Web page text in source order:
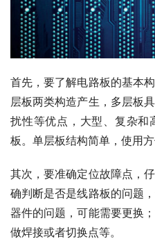
首先，要了解电路板的基本
层板两类构造产生，多层板
扰性等优点，大型、复杂
板。单层板结构简单，使用
其次，要准确定位故障点，
确判断是否是线路板的问题
器件的问题，可能需要更换
做焊接或者切换点等。